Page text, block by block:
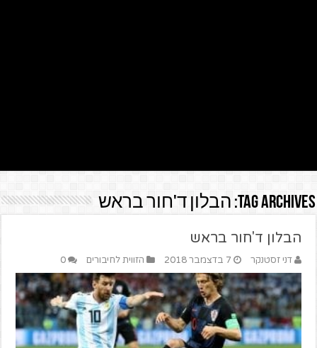
Tag Archives: הבלון ד'חור בראש
הבלון ד'חור בראש
דני זסטנקר 7 בדצמבר 2018 הזווית לחיבורים 0